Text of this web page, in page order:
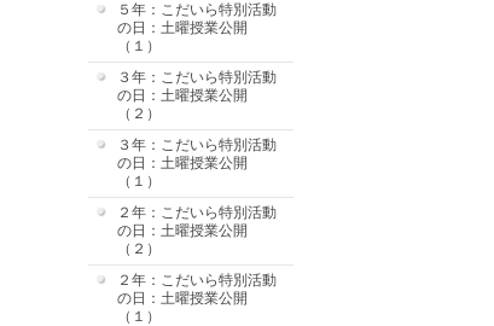
５年：こだいら特別活動
の日：土曜授業公開
（１）
３年：こだいら特別活動
の日：土曜授業公開
（２）
３年：こだいら特別活動
の日：土曜授業公開
（１）
２年：こだいら特別活動
の日：土曜授業公開
（２）
２年：こだいら特別活動
の日：土曜授業公開
（１）